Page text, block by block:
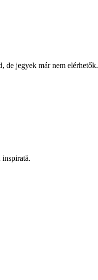
de jegyek már nem elérhetők.